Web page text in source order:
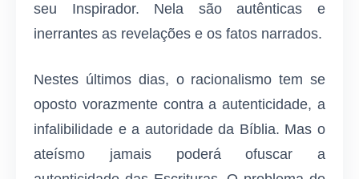
seu Inspirador. Nela são autênticas e
inerrantes as revelações e os fatos narrados.
Nestes últimos dias, o racionalismo tem se
oposto vorazmente contra a autenticidade, a
infalibilidade e a autoridade da Bíblia. Mas o
ateísmo jamais poderá ofuscar a